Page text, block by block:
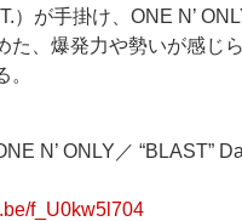
）が手掛け、ONE N’
た、爆発力や勢いが感じ
。
N’ ONLY／ “BLAST”
f_U0kw5l704